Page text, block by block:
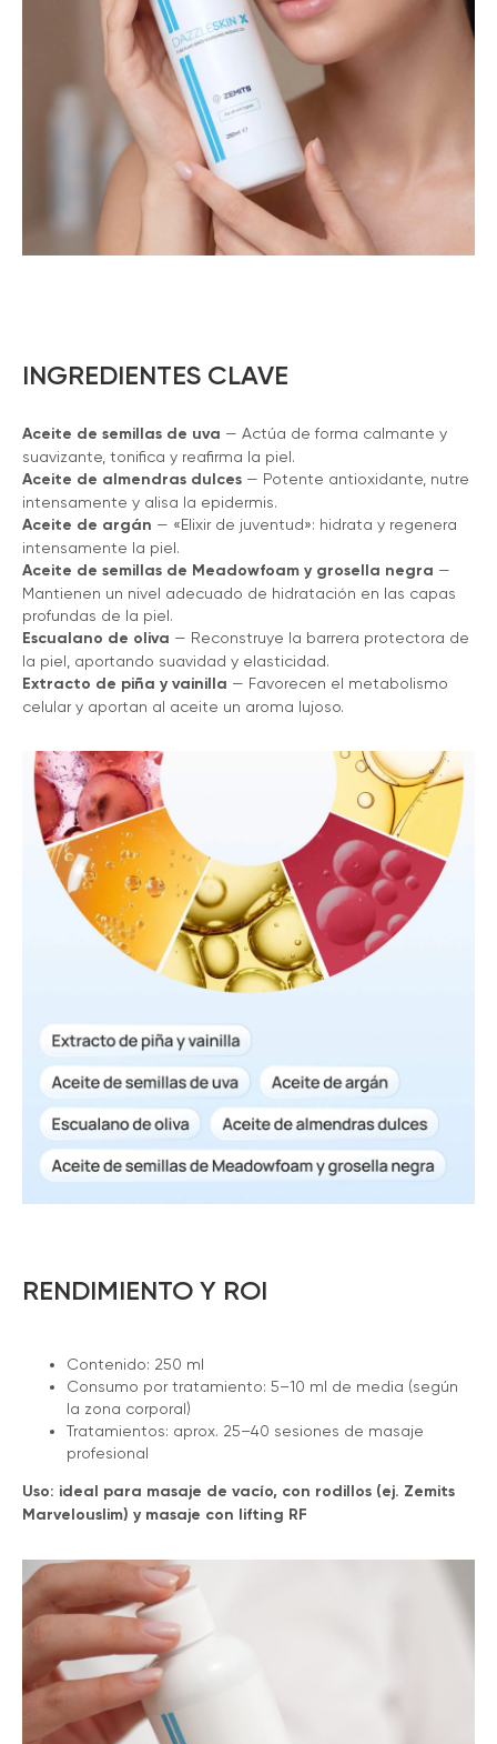
INGREDIENTES CLAVE
Aceite de semillas de uva — Actúa de forma calmante y
suavizante, tonifica y reafirma la piel.
Aceite de almendras dulces — Potente antioxidante, nutre
intensamente y alisa la epidermis.
Aceite de argán — «Elixir de juventud»: hidrata y regenera
intensamente la piel.
Aceite de semillas de Meadowfoam y grosella negra —
Mantienen un nivel adecuado de hidratación en las capas
profundas de la piel.
Escualano de oliva — Reconstruye la barrera protectora de
la piel, aportando suavidad y elasticidad.
Extracto de piña y vainilla — Favorecen el metabolismo
celular y aportan al aceite un aroma lujoso.
RENDIMIENTO Y ROI
Contenido: 250 ml
Consumo por tratamiento: 5–10 ml de media (según
la zona corporal)
Tratamientos: aprox. 25–40 sesiones de masaje
profesional
Uso: ideal para masaje de vacío, con rodillos (ej. Zemits
Marvelouslim) y masaje con lifting RF